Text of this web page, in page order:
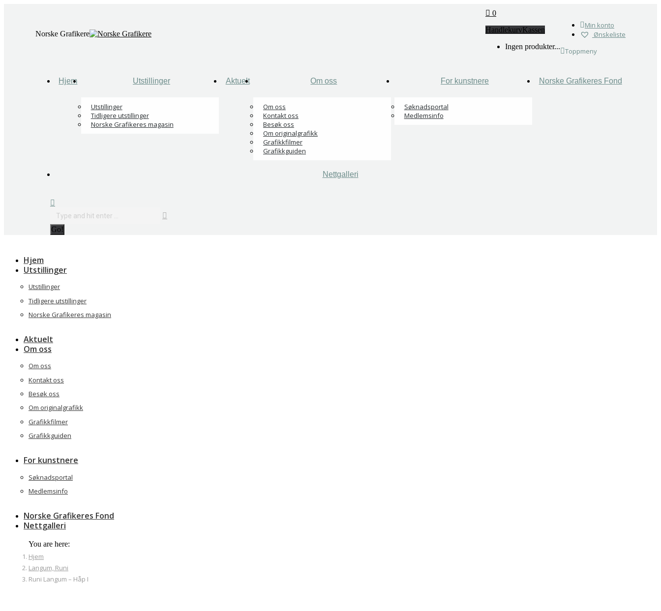
Norske Grafikere
0
HandlekurvKassen
Ingen produkter...
Min konto
Ønskeliste
Toppmeny
Hjem Utstillinger
Utstillinger
Tidligere utstillinger
Norske Grafikeres magasin
Aktuelt Om oss
Om oss
Kontakt oss
Besøk oss
Om originalgrafikk
Grafikkfilmer
Grafikkguiden
For kunstnere
Søknadsportal
Medlemsinfo
Norske Grafikeres Fond
Nettgalleri
Search:
Hjem
Utstillinger
Utstillinger
Tidligere utstillinger
Norske Grafikeres magasin
Aktuelt
Om oss
Om oss
Kontakt oss
Besøk oss
Om originalgrafikk
Grafikkfilmer
Grafikkguiden
For kunstnere
Søknadsportal
Medlemsinfo
Norske Grafikeres Fond
Nettgalleri
You are here:
Hjem
Langum, Runi
Runi Langum – Håp I